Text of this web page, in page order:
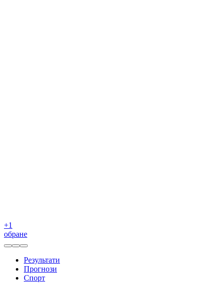
+1
обране
Результати
Прогнози
Спорт